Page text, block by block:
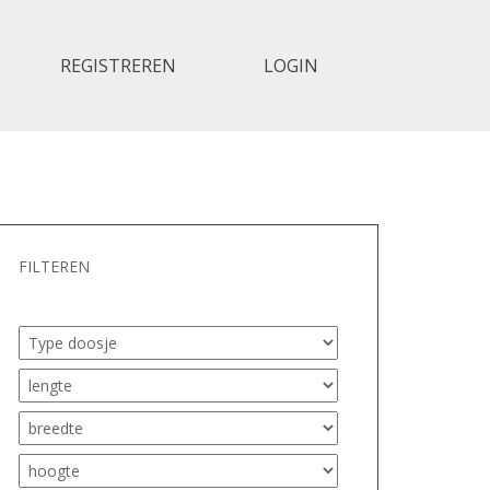
REGISTREREN LOGIN
FILTEREN